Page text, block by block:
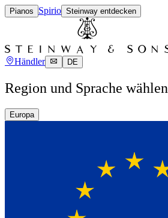
Pianos Spirio Steinway entdecken
Händler DE
Region und Sprache wählen
Europa